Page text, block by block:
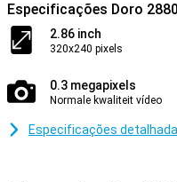
Especificações Doro
2.86 inch
320x240 pixels
0.3 megapixels
Normale kwaliteit vídeo
Especificações